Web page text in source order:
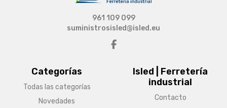
Categorías
Todas las categorías
Novedades
Isled | Ferretería
industrial
Contacto
961 109 099
suministrosisled@isled.eu